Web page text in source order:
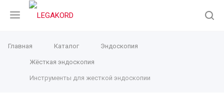
Главная Каталог Эндоскопия
Жёсткая эндоскопия
Инструменты для жесткой эндоскопии